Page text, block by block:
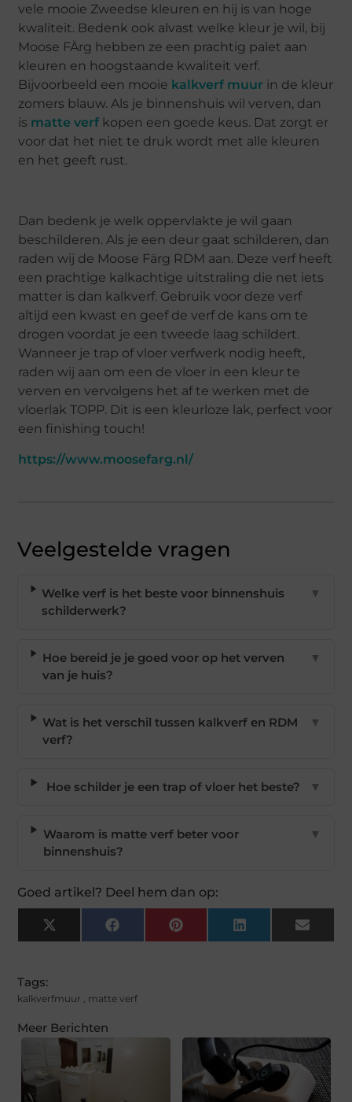
vele mooie Zweedse kleuren en hij is van hoge
kwaliteit. Bedenk ook alvast welke kleur je wil, bij
Moose FÄrg hebben ze een prachtig palet aan
kleuren en hoogstaande kwaliteit verf.
Bijvoorbeeld een mooie kalkverf muur in de kleur
zomers blauw. Als je binnenshuis wil verven, dan
is matte verf kopen een goede keus. Dat zorgt er
voor dat het niet te druk wordt met alle kleuren
en het geeft rust.
Dan bedenk je welk oppervlakte je wil gaan
beschilderen. Als je een deur gaat schilderen, dan
raden wij de Moose Färg RDM aan. Deze verf heeft
een prachtige kalkachtige uitstraling die net iets
matter is dan kalkverf. Gebruik voor deze verf
altijd een kwast en geef de verf de kans om te
drogen voordat je een tweede laag schildert.
Wanneer je trap of vloer verfwerk nodig heeft,
raden wij aan om een de vloer in een kleur te
verven en vervolgens het af te werken met de
vloerlak TOPP. Dit is een kleurloze lak, perfect voor
een finishing touch!
https://www.moosefarg.nl/
Veelgestelde vragen
Welke verf is het beste voor binnenshuis
schilderwerk?
▼
Hoe bereid je je goed voor op het verven
van je huis?
▼
Wat is het verschil tussen kalkverf en RDM
verf?
▼
Hoe schilder je een trap of vloer het beste? ▼
Waarom is matte verf beter voor
binnenshuis?
▼
Goed artikel? Deel hem dan op:
X
(Twitter)
FacebookPinterest LinkedIn Email
Tags:
kalkverfmuur , matte verf
Meer Berichten